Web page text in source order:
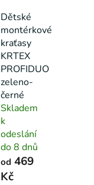
Dětské
montérkové
kraťasy
KRTEX
PROFIDUO
zeleno-
černé
Skladem
k
odeslání
do 8 dnů
od 469
Kč